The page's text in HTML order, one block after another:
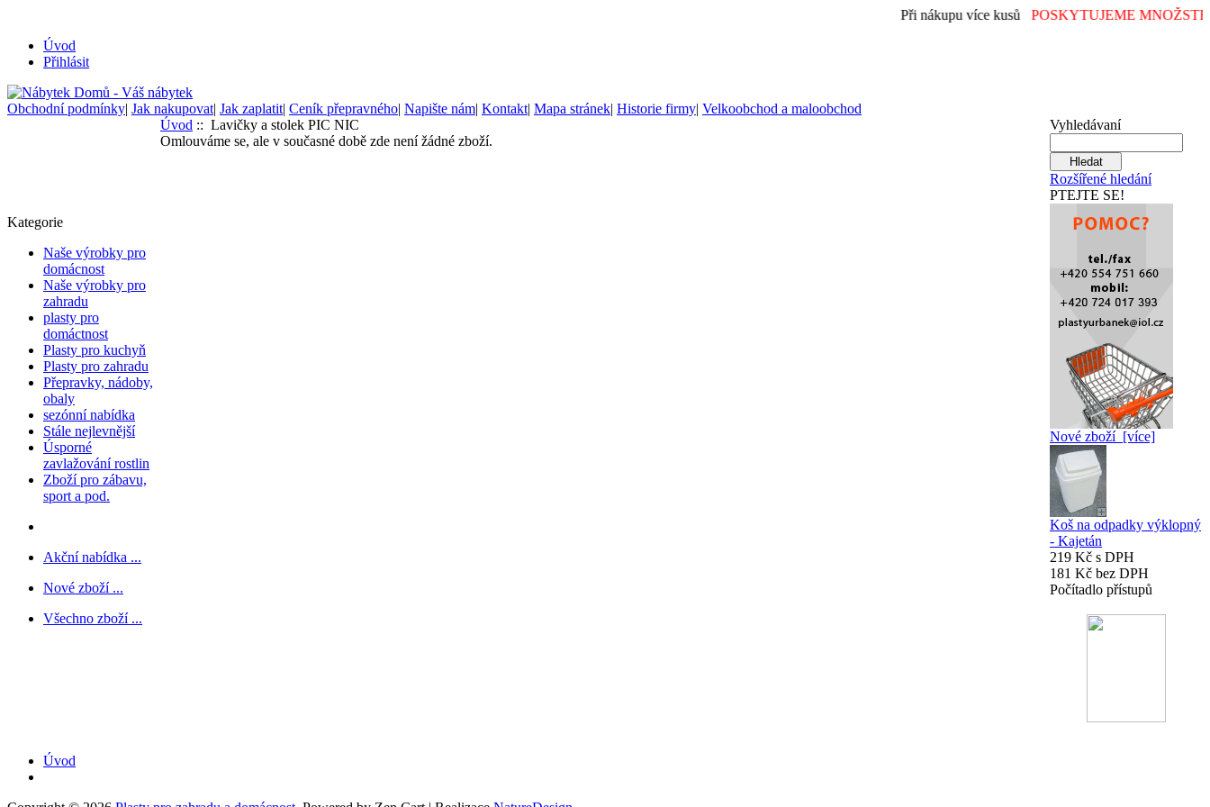
Při nákupu více kusů POSKYTUJEME
Úvod
Přihlásit
Obchodní podmínky| Jak nakupovat| Jak zaplatit| Ceník přepravného| Napište nám| Kontakt| Mapa stránek| Historie firmy| Velkoobchod a maloobchod
Kategorie
Naše výrobky pro
domácnost
Naše výrobky pro
zahradu
plasty pro
domáctnost
Plasty pro kuchyň
Plasty pro zahradu
Přepravky, nádoby,
obaly
sezónní nabídka
Stále nejlevnější
Úsporné
zavlažování rostlin
Zboží pro zábavu,
sport a pod.
Akční nabídka ...
Nové zboží ...
Všechno zboží ...
Úvod :: Lavičky a stolek PIC NIC
Omlouváme se, ale v současné době zde není žádné zboží.
Vyhledávaní
Rozšířené hledání
PTEJTE SE!
Nové zboží [více]
Koš na odpadky výklopný
- Kajetán
219 Kč s DPH
181 Kč bez DPH
Počítadlo přístupů
Úvod